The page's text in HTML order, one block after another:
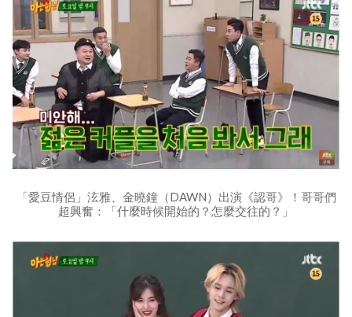
「愛豆情侶」泫雅、金曉鐘（DAWN）出演《認哥》！哥哥們
超興奮：「什麼時候開始的？怎麼交往的？」